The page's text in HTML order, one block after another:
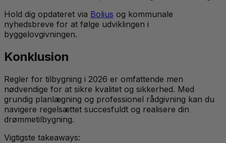
Hold dig opdateret via Bolius og kommunale
nyhedsbreve for at følge udviklingen i
byggelovgivningen.
Konklusion
Regler for tilbygning i 2026 er omfattende men
nødvendige for at sikre kvalitet og sikkerhed. Med
grundig planlægning og professionel rådgivning kan du
navigere regelsættet succesfuldt og realisere din
drømmetilbygning.
Vigtigste takeaways: